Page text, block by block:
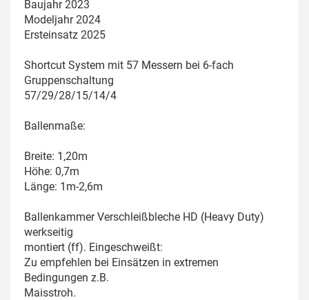
Baujahr 2023
Modeljahr 2024
Ersteinsatz 2025
Shortcut System mit 57 Messern bei 6-fach
Gruppenschaltung
57/29/28/15/14/4
Ballenmaße:
Breite: 1,20m
Höhe: 0,7m
Länge: 1m-2,6m
Ballenkammer Verschleißbleche HD (Heavy Duty)
werkseitig
montiert (ff). Eingeschweißt:
Zu empfehlen bei Einsätzen in extremen
Bedingungen z.B.
Maisstroh.